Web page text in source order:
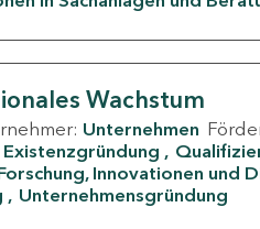
Wachstum
Unternehmen
Existenzgründung
Innovationen und
Unternehmensgründung